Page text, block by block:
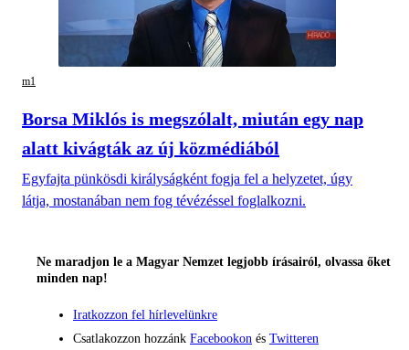
m1
Borsa Miklós is megszólalt, miután egy nap
alatt kivágták az új közmédiából
Egyfajta pünkösdi királyságként fogja fel a helyzetet, úgy
látja, mostanában nem fog tévézéssel foglalkozni.
Ne maradjon le a Magyar Nemzet legjobb írásairól, olvassa őket
minden nap!
Iratkozzon fel hírlevelünkre
Csatlakozzon hozzánk Facebookon és Twitteren